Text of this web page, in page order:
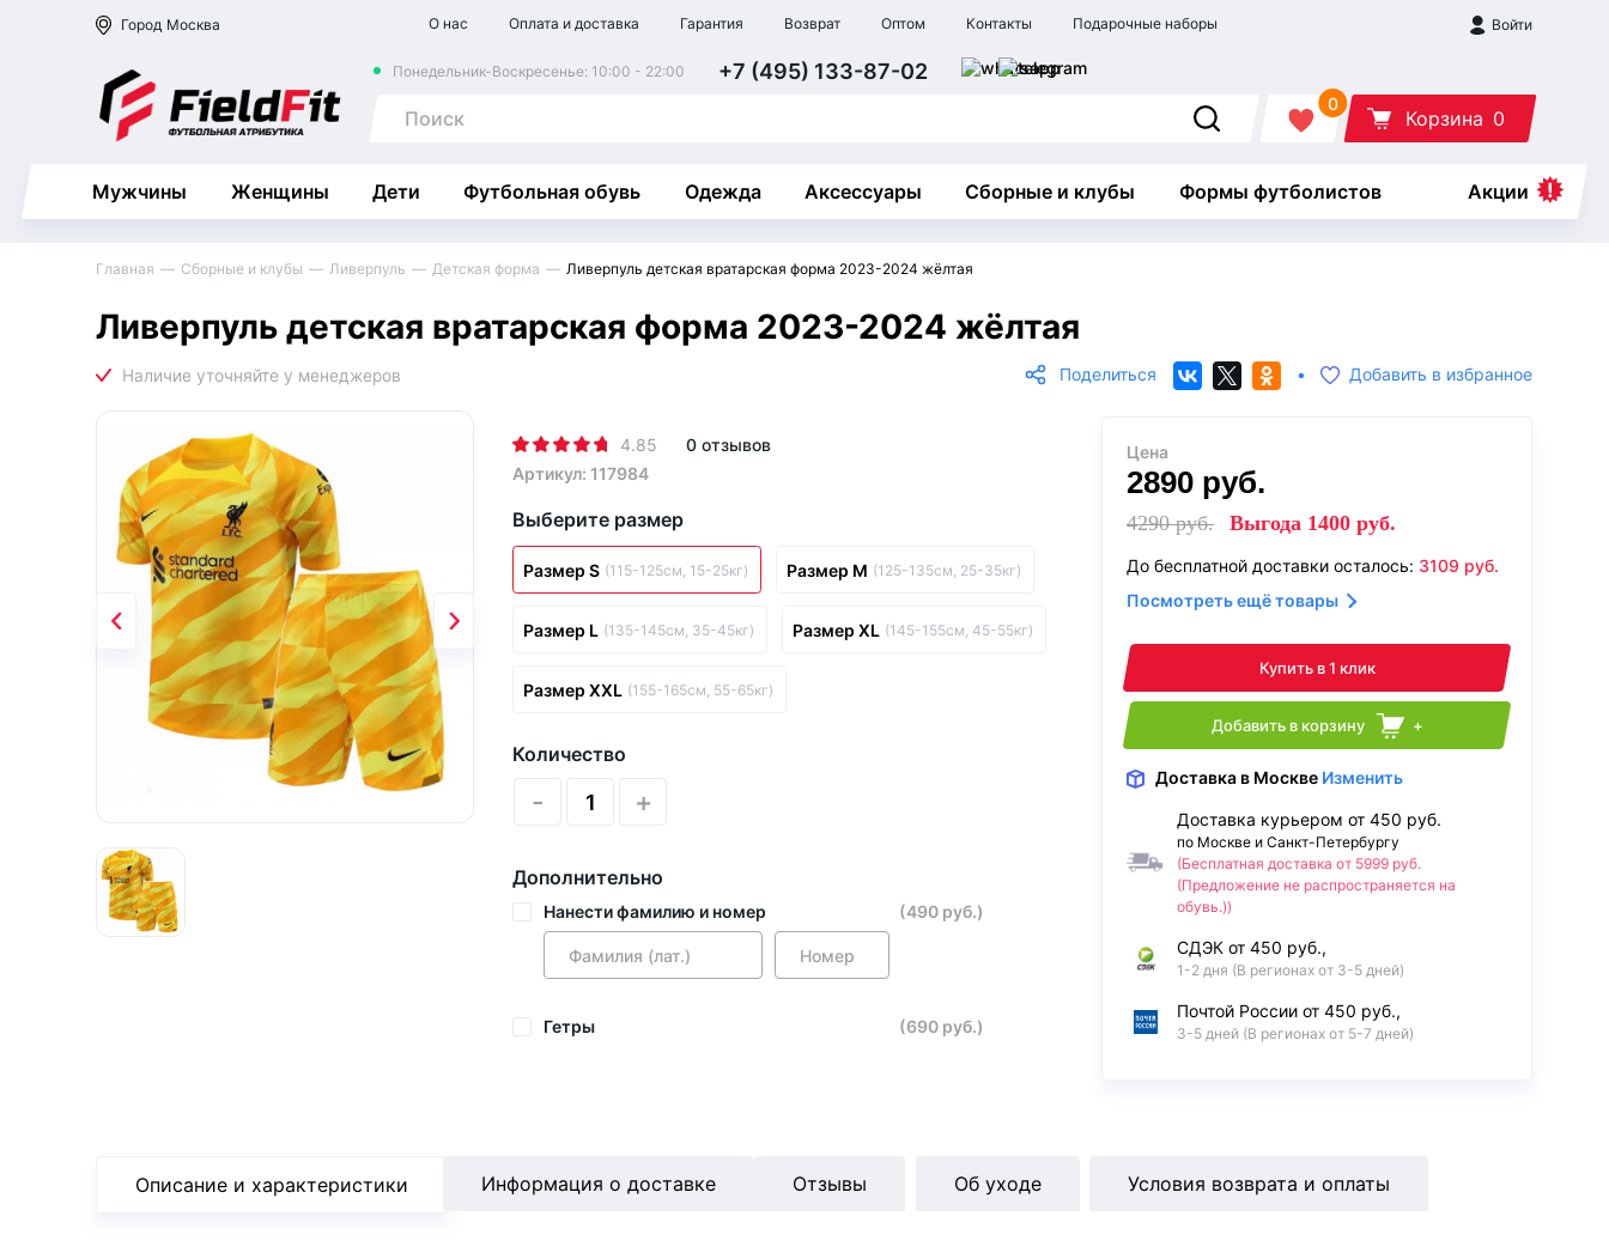
Город Москва О нас Оплата и доставка Гарантия Возврат Оптом Контакты Подарочные наборы Войти
Понедельник-Воскресенье: 10:00 - 22:00 +7 (495) 133-87-02
0
Корзина 0
Мужчины Женщины Дети Футбольная обувь Одежда Аксессуары Сборные и клубы Формы футболистов Акции
Главная Сборные и клубы Ливерпуль Детская форма Ливерпуль детская вратарская форма 2023-2024 жёлтая
Ливерпуль детская вратарская форма 2023-2024 жёлтая
Поделиться • Добавить в избранное
4.85
0 отзывов
Артикул: 117984
Выберите размер
Размер S (115-125см, 15-25кг) Размер M (125-135см, 25-35кг)
Размер L (135-145см, 35-45кг) Размер XL (145-155см, 45-55кг)
Размер XXL (155-165см, 55-65кг)
Количество
- +
Дополнительно
Нанести фамилию и номер (490 руб.)
Гетры (690 руб.)
Цена
2890 руб.
4290руб. Выгода 1400 руб.
До бесплатной доставки осталось: 3109 руб.
Посмотреть ещё товары
Купить в 1 клик
Добавить в корзину +
Доставка в Москве Изменить
Доставка курьером от 450 руб.
по Москве и Санкт-Петербургу
(Бесплатная доставка от 5999 руб.
(Предложение не распространяется на
обувь.))
СДЭК от 450 руб.,
1-2 дня (В регионах от 3-5 дней)
Почтой России от 450 руб.,
3-5 дней (В регионах от 5-7 дней)
Описание и характеристики Информация о доставке Отзывы Об уходе Условия возврата и оплаты